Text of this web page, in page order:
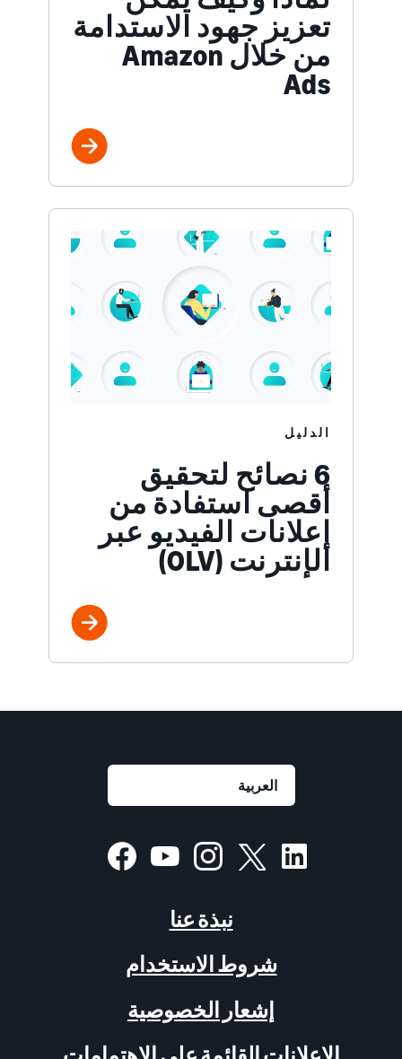
تعزيز جهود الاستدامة
من خلال Amazon
Ads
الدليل
6 نصائح لتحقيق
أقصى استفادة من
إعلانات الفيديو عبر
الإنترنت (OLV)
نبذة عنا
شروط الاستخدام
إشعار الخصوصية